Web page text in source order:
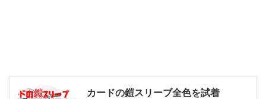
カードの鎧スリーブ全色を試着